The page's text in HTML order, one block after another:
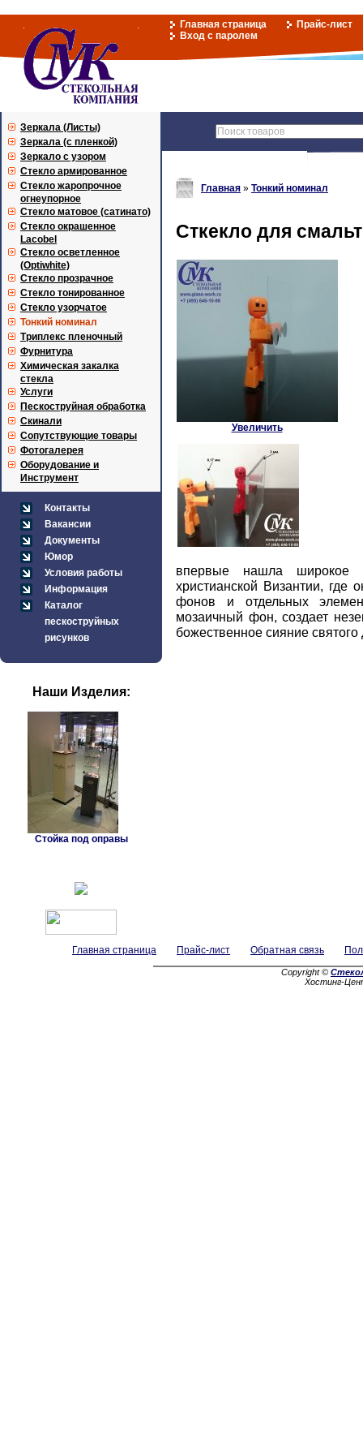
Главная страница
Прайс-лист
Вход с паролем
Зеркала (Листы)
Зеркала (с пленкой)
Зеркало с узором
Стекло армированное
Стекло жаропрочное
огнеупорное
Стекло матовое (сатинато)
Стекло окрашенное
Lacobel
Стекло осветленное
(Optiwhite)
Стекло прозрачное
Стекло тонированное
Стекло узорчатое
Тонкий номинал
Триплекс пленочный
Фурнитура
Химическая закалка
стекла
Услуги
Пескоструйная обработка
Скинали
Сопутствующие товары
Фотогалерея
Оборудование и
Инструмент
Контакты
Вакансии
Документы
Юмор
Условия работы
Информация
Каталог
пескоструйных
рисунков
Наши Изделия:
Стойка под оправы
Главная » Тонкий номинал
Сткекло для
Увеличить
впервые нашла широкое
христианской Византии, где
фонов и отдельных
мозаичный фон, создает
божественное сияние святого
Главная страница Прайс-лист Обратная связь
Copyright ©
Хостинг-